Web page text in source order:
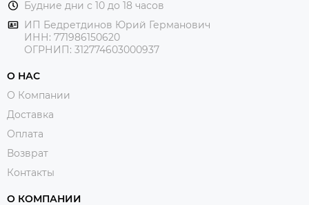
Будние дни с 10 до 18 часов
ИП Бедретдинов Юрий Германович
ИНН: 771986150620
ОГРНИП: 312774603000937
О НАС
О Компании
Доставка
Оплата
Возврат
Контакты
О КОМПАНИИ